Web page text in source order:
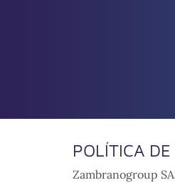
POLÍTICA
Zambranogroup